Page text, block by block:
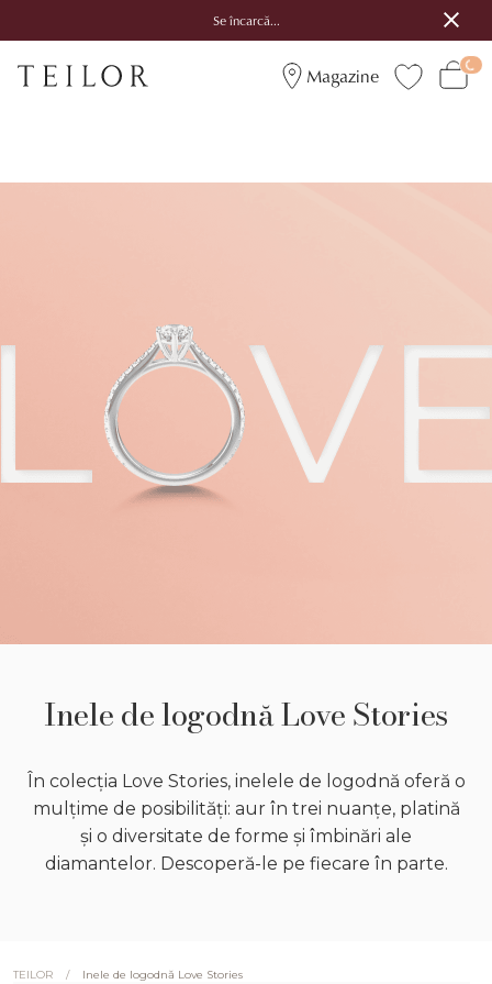
Se încarcă...
Magazine
Inele de logodnă Love Stories
În colecția Love Stories, inelele de logodnă oferă o
mulțime de posibilități: aur în trei nuanțe, platină
și o diversitate de forme și îmbinări ale
diamantelor. Descoperă-le pe fiecare în parte.
TEILOR / Inele de logodnă Love Stories